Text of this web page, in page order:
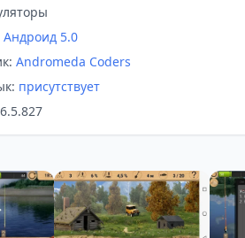
Андроид 5.0
Andromeda Coders
присутствует